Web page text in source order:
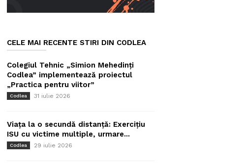
CELE MAI RECENTE STIRI DIN CODLEA
Colegiul Tehnic „Simion Mehedinți
Codlea” implementează proiectul
„Practica pentru viitor”
Codlea 31 iulie 2026
Viața la o secundă distanță: Exercițiu
ISU cu victime multiple, urmare...
Codlea 29 iulie 2026